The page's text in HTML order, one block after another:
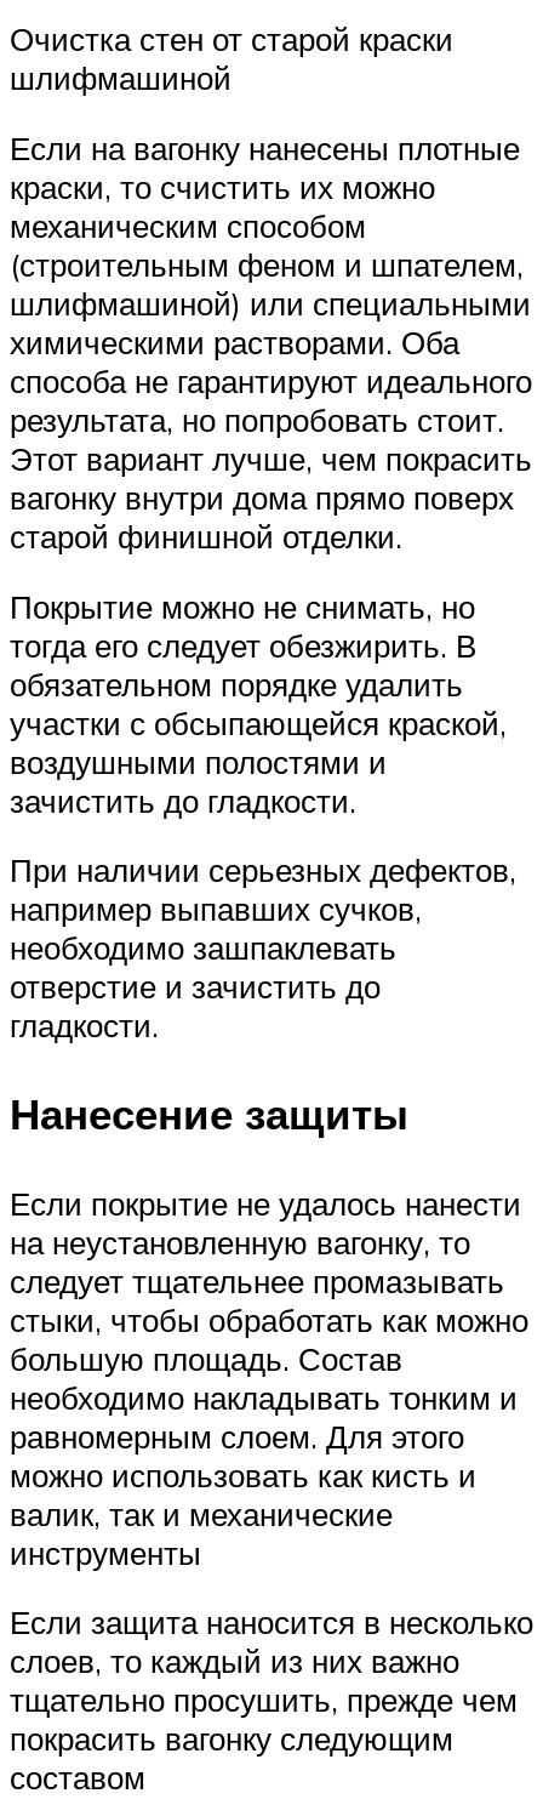
Очистка стен от старой краски
шлифмашиной
Если на вагонку нанесены плотные
краски, то счистить их можно
механическим способом
(строительным феном и шпателем,
шлифмашиной) или специальными
химическими растворами. Оба
способа не гарантируют идеального
результата, но попробовать стоит.
Этот вариант лучше, чем покрасить
вагонку внутри дома прямо поверх
старой финишной отделки.
Покрытие можно не снимать, но
тогда его следует обезжирить. В
обязательном порядке удалить
участки с обсыпающейся краской,
воздушными полостями и
зачистить до гладкости.
При наличии серьезных дефектов,
например выпавших сучков,
необходимо зашпаклевать
отверстие и зачистить до
гладкости.
Нанесение защиты
Если покрытие не удалось нанести
на неустановленную вагонку, то
следует тщательнее промазывать
стыки, чтобы обработать как можно
большую площадь. Состав
необходимо накладывать тонким и
равномерным слоем. Для этого
можно использовать как кисть и
валик, так и механические
инструменты
Если защита наносится в несколько
слоев, то каждый из них важно
тщательно просушить, прежде чем
покрасить вагонку следующим
составом